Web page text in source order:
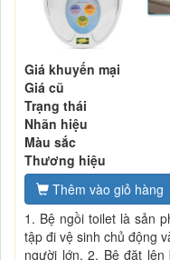
Giá khuyến mại
Giá cũ
Trạng thái
Nhãn hiệu
Màu sắc
Thương hiệu
Thêm vào giỏ hàng
1. Bệ ngồi toilet là sản
tập đi vệ sinh chủ động
người lớn. 2. Bệ đặt